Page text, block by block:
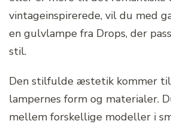
vintageinspirerede, vil du med
en gulvlampe fra Drops, der
stil.
Den stilfulde æstetik kommer
lampernes form og materialer.
mellem forskellige modeller i